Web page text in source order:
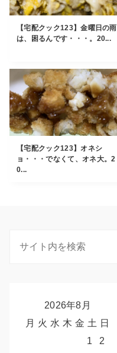
【宅配クック123】金曜日の雨
は、困るんです・・・。20...
【宅配クック123】オネシ
ョ・・・でなくて、オネ大。2
0...
2026年8月
月 火 水 木 金 土 日
1
2